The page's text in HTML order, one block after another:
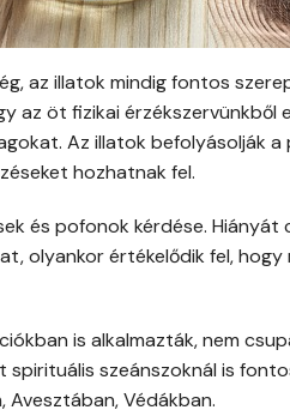
az illatok mindig fontos
az öt fizikai
Az illatok befolyásolják
hozhatnak fel.
és pofonok kérdése. Hiányát
olyankor értékelődik fel, hogy
is alkalmazták, nem
spirituális szeánszoknál is
Védákban.